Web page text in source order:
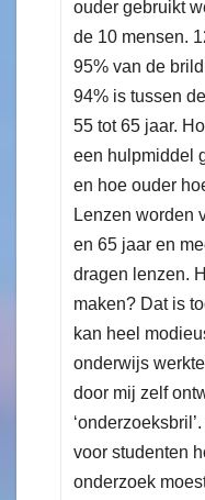
ouder gebruikt
de 10 mensen.
95% van de
94% is tussen
55 tot 65 jaar.
een hulpmiddel
en hoe ouder
Lenzen worden
en 65 jaar en
dragen lenzen.
maken? Dat is
kan heel
onderwijs
door mij zelf
voor studenten
onderzoek